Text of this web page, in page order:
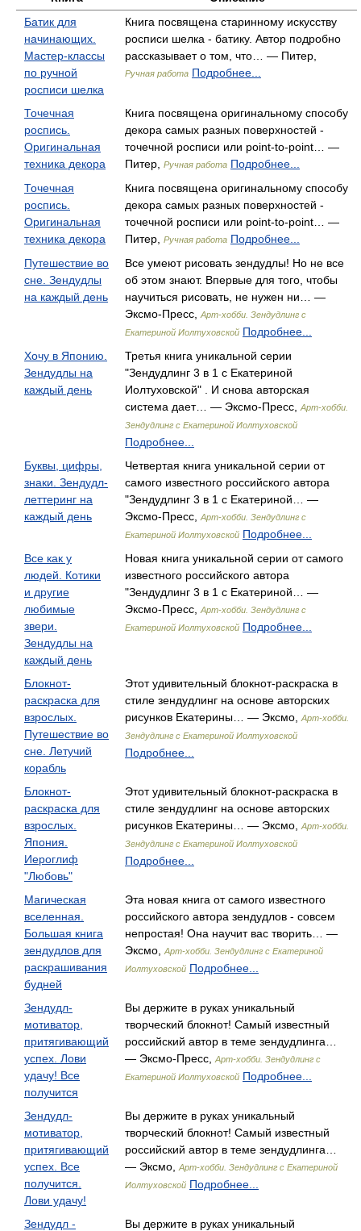
Батик для
начинающих.
Мастер-классы
по ручной
росписи шелка
Книга посвящена старинному искусству
росписи шелка - батику. Автор подробно
рассказывает о том, что… — Питер,
Ручная работа Подробнее...
Точечная
роспись.
Оригинальная
техника декора
Книга посвящена оригинальному способу
декора самых разных поверхностей -
точечной росписи или point-to-point… —
Питер,
Ручная работа Подробнее...
Точечная
роспись.
Оригинальная
техника декора
Книга посвящена оригинальному способу
декора самых разных поверхностей -
точечной росписи или point-to-point… —
Питер,
Ручная работа Подробнее...
Путешествие во
сне. Зендудлы
на каждый день
Все умеют рисовать зендудлы! Но не все
об этом знают. Впервые для того, чтобы
научиться рисовать, не нужен ни… —
Эксмо-Пресс,
Арт-хобби. Зендудлинг с
Екатериной Иолтуховской Подробнее...
Хочу в Японию.
Зендудлы на
каждый день
Третья книга уникальной серии
"Зендудлинг 3 в 1 с Екатериной
Иолтуховской" . И снова авторская
система дает… — Эксмо-Пресс,
Арт-хобби.
Зендудлинг с Екатериной Иолтуховской
Подробнее...
Буквы, цифры,
знаки. Зендудл-
леттеринг на
каждый день
Четвертая книга уникальной серии от
самого известного российского автора
"Зендудлинг 3 в 1 с Екатериной… —
Эксмо-Пресс,
Арт-хобби. Зендудлинг с
Екатериной Иолтуховской Подробнее...
Все как у
людей. Котики
и другие
любимые
звери.
Зендудлы на
каждый день
Новая книга уникальной серии от самого
известного российского автора
"Зендудлинг 3 в 1 с Екатериной… —
Эксмо-Пресс,
Арт-хобби. Зендудлинг с
Екатериной Иолтуховской Подробнее...
Блокнот-
раскраска для
взрослых.
Путешествие во
сне. Летучий
корабль
Этот удивительный блокнот-раскраска в
стиле зендудлинг на основе авторских
рисунков Екатерины… — Эксмо,
Арт-хобби.
Зендудлинг с Екатериной Иолтуховской
Подробнее...
Блокнот-
раскраска для
взрослых.
Япония.
Иероглиф
"Любовь"
Этот удивительный блокнот-раскраска в
стиле зендудлинг на основе авторских
рисунков Екатерины… — Эксмо,
Арт-хобби.
Зендудлинг с Екатериной Иолтуховской
Подробнее...
Магическая
вселенная.
Большая книга
зендудлов для
раскрашивания
будней
Эта новая книга от самого известного
российского автора зендудлов - совсем
непростая! Она научит вас творить… —
Эксмо,
Арт-хобби. Зендудлинг с Екатериной
Иолтуховской Подробнее...
Зендудл-
мотиватор,
притягивающий
успех. Лови
удачу! Все
получится
Вы держите в руках уникальный
творческий блокнот! Самый известный
российский автор в теме зендудлинга…
— Эксмо-Пресс,
Арт-хобби. Зендудлинг с
Екатериной Иолтуховской Подробнее...
Зендудл-
мотиватор,
притягивающий
успех. Все
получится.
Лови удачу!
Вы держите в руках уникальный
творческий блокнот! Самый известный
российский автор в теме зендудлинга…
— Эксмо,
Арт-хобби. Зендудлинг с Екатериной
Иолтуховской Подробнее...
Зендудл -
Вы держите в руках уникальный